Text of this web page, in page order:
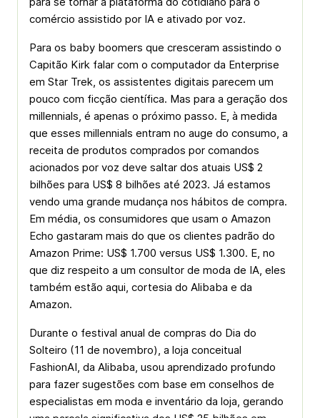
comércio assistido por IA e ativado por voz.
Para os baby boomers que cresceram assistindo o
Capitão Kirk falar com o computador da Enterprise
em Star Trek, os assistentes digitais parecem um
pouco com ficção científica. Mas para a geração dos
millennials, é apenas o próximo passo. E, à medida
que esses millennials entram no auge do consumo, a
receita de produtos comprados por comandos
acionados por voz deve saltar dos atuais US$ 2
bilhões para US$ 8 bilhões até 2023. Já estamos
vendo uma grande mudança nos hábitos de compra.
Em média, os consumidores que usam o Amazon
Echo gastaram mais do que os clientes padrão do
Amazon Prime: US$ 1.700 versus US$ 1.300. E, no
que diz respeito a um consultor de moda de IA, eles
também estão aqui, cortesia do Alibaba e da
Amazon.
Durante o festival anual de compras do Dia do
Solteiro (11 de novembro), a loja conceitual
FashionAI, da Alibaba, usou aprendizado profundo
para fazer sugestões com base em conselhos de
especialistas em moda e inventário da loja, gerando